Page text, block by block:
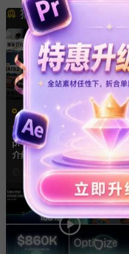
猜你喜欢
PR基本图形mogrt
PR基本图形
PR字幕模板
人物介绍
pr字幕模板 9组胶带贴纸人物
介绍角标动画PR模版
10小时前